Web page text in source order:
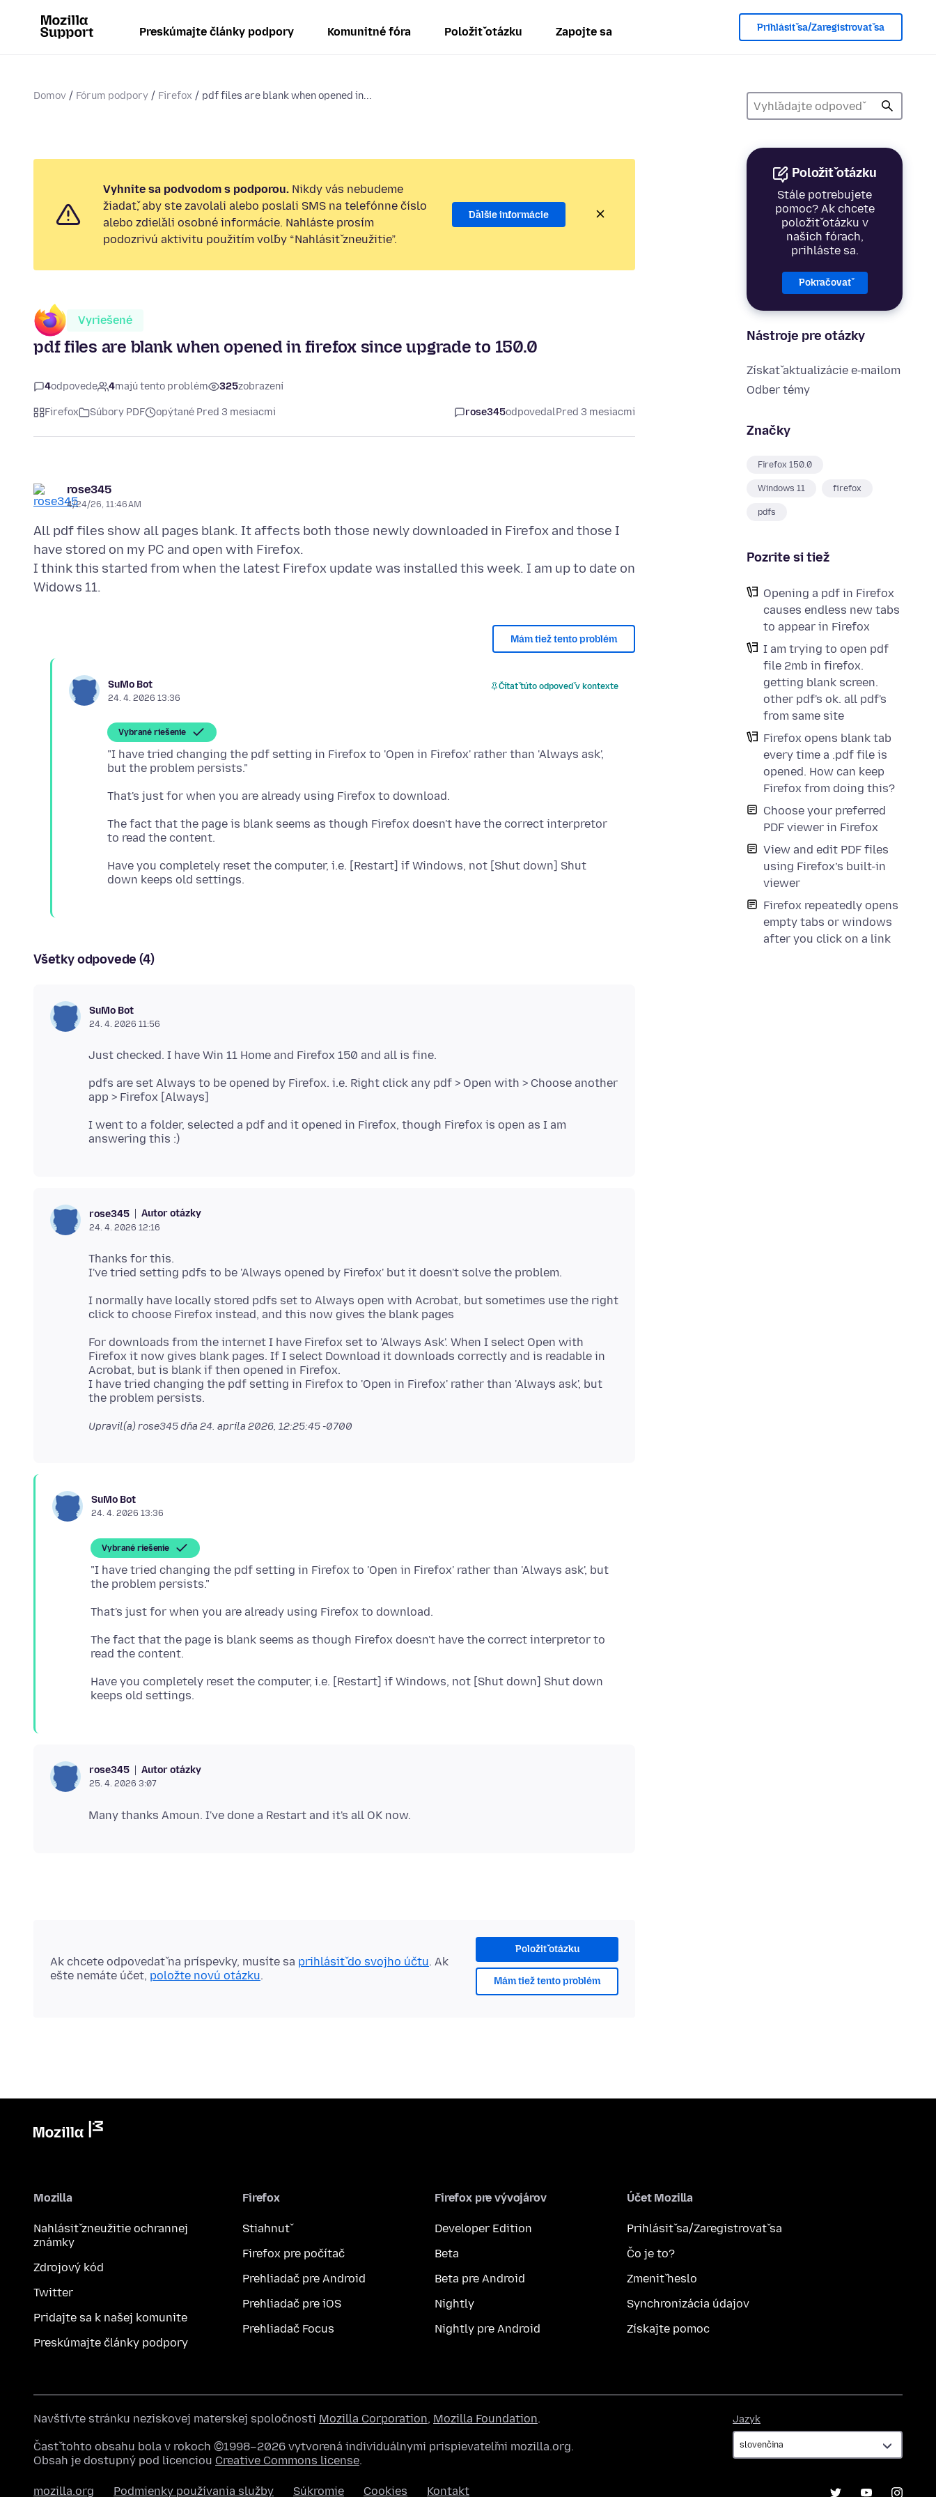
Preskúmajte články podpory Komunitné fóra Položiť otázku Zapojte sa Prihlásiť sa/Zaregistrovať sa
Domov Fórum podpory Firefox pdf files are blank when opened in...
Položiť otázku
Stále potrebujete
pomoc? Ak chcete
položiť otázku v
našich fórach,
prihláste sa.
Pokračovať
Nástroje pre otázky
Získať aktualizácie e‑mailom
Odber témy
Značky
Firefox 150.0
Windows 11 firefox
pdfs
Pozrite si tiež
Opening a pdf in Firefox
causes endless new tabs
to appear in Firefox
I am trying to open pdf
file 2mb in firefox.
getting blank screen.
other pdf's ok. all pdf's
from same site
Firefox opens blank tab
every time a .pdf file is
opened. How can keep
Firefox from doing this?
Choose your preferred
PDF viewer in Firefox
View and edit PDF files
using Firefox’s built-in
viewer
Firefox repeatedly opens
empty tabs or windows
after you click on a link
Vyhnite sa podvodom s podporou. Nikdy vás nebudeme
žiadať, aby ste zavolali alebo poslali SMS na telefónne číslo
alebo zdieľali osobné informácie. Nahláste prosím
podozrivú aktivitu použitím voľby “Nahlásiť zneužitie”.
Ďalšie informácie
Vyriešené
pdf files are blank when opened in firefox since upgrade to 150.0
4odpovede 4majú tento problém 325zobrazení
Firefox Súbory PDF opýtané Pred 3 mesiacmi rose345odpovedalPred 3 mesiacmi
rose345
4/24/26, 11:46 AM
All pdf files show all pages blank. It affects both those newly downloaded in Firefox and those I
have stored on my PC and open with Firefox.
I think this started from when the latest Firefox update was installed this week. I am up to date on
Mám tiež tento problém
SuMo Bot
24. 4. 2026 13:36
Čítať túto odpoveď v kontexte
Vybrané riešenie
"I have tried changing the pdf setting in Firefox to 'Open in Firefox' rather than 'Always ask',
The fact that the page is blank seems as though Firefox doesn't have the correct interpretor
Have you completely reset the computer, i.e. [Restart] if Windows, not [Shut down] Shut
Všetky odpovede (4)
SuMo Bot
24. 4. 2026 11:56
pdfs are set Always to be opened by Firefox. i.e. Right click any pdf > Open with > Choose another
I went to a folder, selected a pdf and it opened in Firefox, though Firefox is open as I am
rose345 Autor otázky
24. 4. 2026 12:16
Thanks for this.
I normally have locally stored pdfs set to Always open with Acrobat, but sometimes use the right
For downloads from the internet I have Firefox set to 'Always Ask'. When I select Open with
Firefox it now gives blank pages. If I select Download it downloads correctly and is readable in
Acrobat, but is blank if then opened in Firefox.
I have tried changing the pdf setting in Firefox to 'Open in Firefox' rather than 'Always ask', but
Upravil(a) rose345 dňa 24. apríla 2026, 12:25:45 -0700
SuMo Bot
24. 4. 2026 13:36
Vybrané riešenie
"I have tried changing the pdf setting in Firefox to 'Open in Firefox' rather than 'Always ask', but
The fact that the page is blank seems as though Firefox doesn't have the correct interpretor to
Have you completely reset the computer, i.e. [Restart] if Windows, not [Shut down] Shut down
rose345 Autor otázky
25. 4. 2026 3:07
Položiť otázku
Mám tiež tento problém
Ak chcete odpovedať na príspevky, musíte sa prihlásiť do svojho účtu. Ak
ešte nemáte účet, položte novú otázku.
Mozilla
Nahlásiť zneužitie ochrannej
známky
Zdrojový kód
Twitter
Pridajte sa k našej komunite
Preskúmajte články podpory
Firefox
Stiahnuť
Firefox pre počítač
Prehliadač pre Android
Prehliadač pre iOS
Prehliadač Focus
Firefox pre vývojárov
Developer Edition
Beta
Beta pre Android
Nightly
Nightly pre Android
Účet Mozilla
Prihlásiť sa/Zaregistrovať sa
Čo je to?
Zmeniť heslo
Synchronizácia údajov
Získajte pomoc
Jazyk
Navštívte stránku neziskovej materskej spoločnosti Mozilla Corporation, Mozilla Foundation.
Časť tohto obsahu bola v rokoch ©1998–2026 vytvorená individuálnymi prispievateľmi mozilla.org.
Obsah je dostupný pod licenciou Creative Commons license.
mozilla.org Podmienky používania služby Súkromie Cookies Kontakt